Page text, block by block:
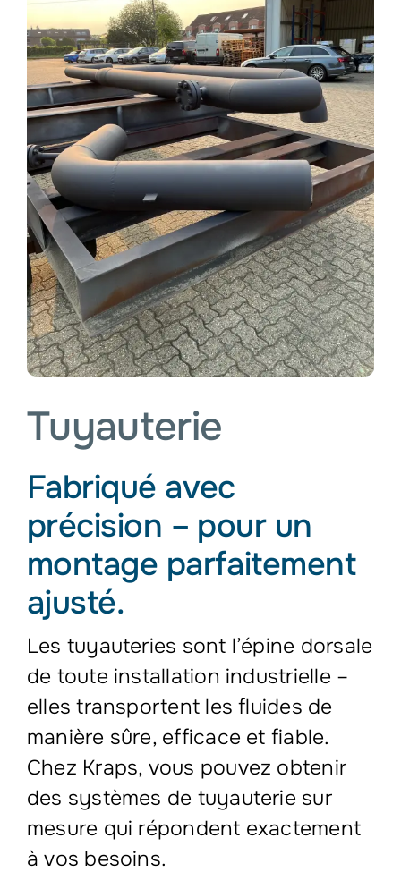
Services
Services
Postes à
Société
Tuyauterie
Fabriqué avec
précision – pour un
montage parfaitement
ajusté.
Les tuyauteries sont l’épine dorsale
de toute installation industrielle –
elles transportent les fluides de
manière sûre, efficace et fiable.
Chez Kraps, vous pouvez obtenir
des systèmes de tuyauterie sur
mesure qui répondent exactement
à vos besoins.